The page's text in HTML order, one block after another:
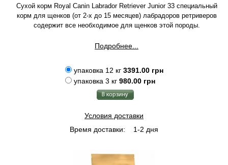
Сухой корм Royal Canin Labrador Retriever Junior 33 специальный
корм для щенков (от 2-х до 15 месяцев) лабрадоров ретриверов
содержит все необходимое для щенков этой породы.
Подробнее...
упаковка 12 кг 3391.00 грн
упаковка 3 кг 980.00 грн
Условия доставки
Время доставки:
1-2 дня